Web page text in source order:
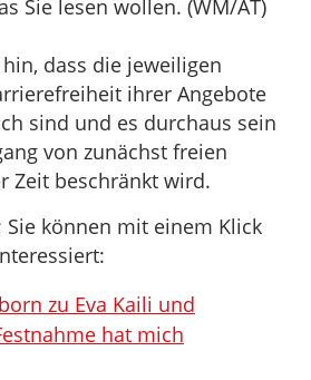
Sie lesen wollen. (WM/AT)
dass die jeweiligen
ihrer Angebote
sind und es durchaus sein
von zunächst freien
Zeit beschränkt wird.
können mit einem Klick
zu Eva Kaili und
hat mich